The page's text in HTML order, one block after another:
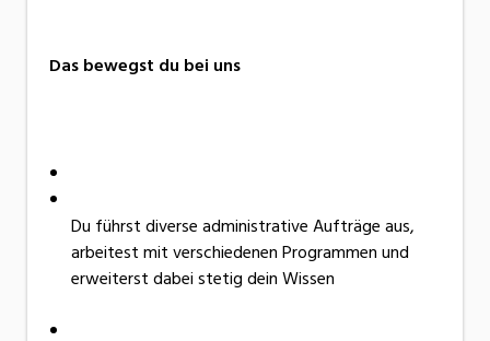
Das bewegst du bei uns
Du führst diverse administrative Aufträge aus,
arbeitest mit verschiedenen Programmen und
erweiterst dabei stetig dein Wissen